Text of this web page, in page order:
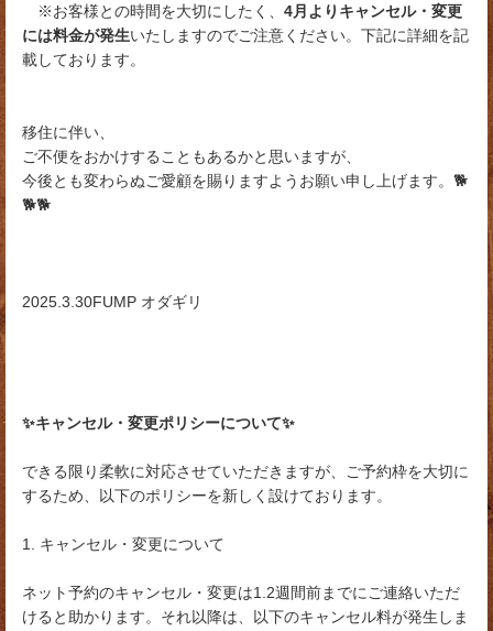
※お客様との時間を大切にしたく、 4月よりキャンセル・変更
には料金が発生いたしますのでご注意ください。下記に詳細を記
載しております。
移住に伴い、
ご不便をおかけすることもあるかと思いますが、
今後とも変わらぬご愛顧を賜りますようお願い申し上げます。🐕
🐕🐕
2025.3.30FUMP オダギリ
✨キャンセル・変更ポリシーについて✨
できる限り柔軟に対応させていただきますが、ご予約枠を大切に
するため、以下のポリシーを新しく設けております。
1. キャンセル・変更について
ネット予約のキャンセル・変更は1.2週間前までにご連絡いただ
けると助かります。それ以降は、以下のキャンセル料が発生しま